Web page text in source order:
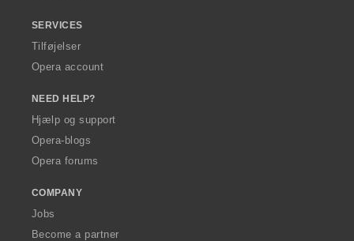
SERVICES
Tilføjelser
Opera account
NEED HELP?
Hjælp og support
Opera-blogs
Opera forums
COMPANY
Jobs
Become a partner